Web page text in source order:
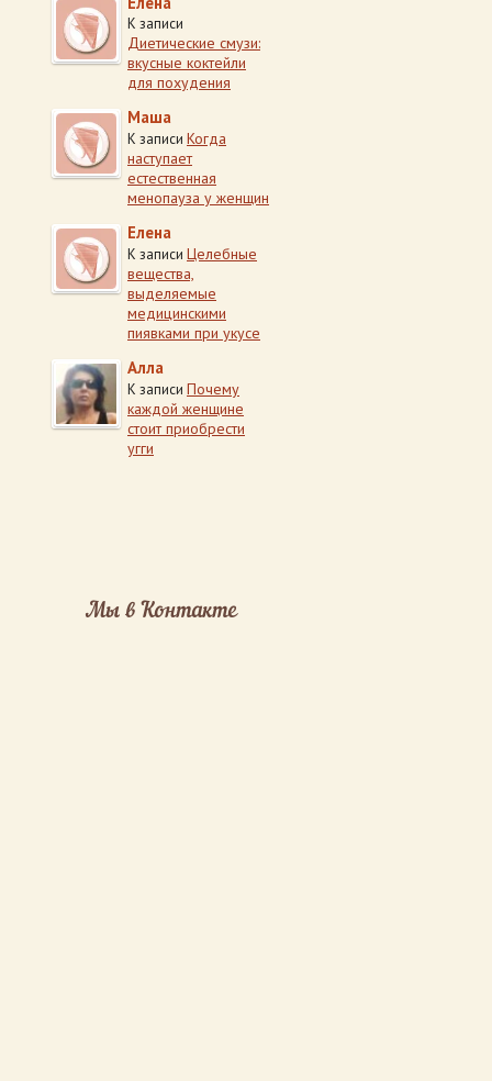
К записи
Диетические смузи:
вкусные коктейли
для похудения
Маша
К записи Когда
наступает
естественная
менопауза у женщин
Елена
К записи Целебные
вещества,
выделяемые
медицинскими
пиявками при укусе
Алла
К записи Почему
каждой женщине
стоит приобрести
угги
Мы в Контакте